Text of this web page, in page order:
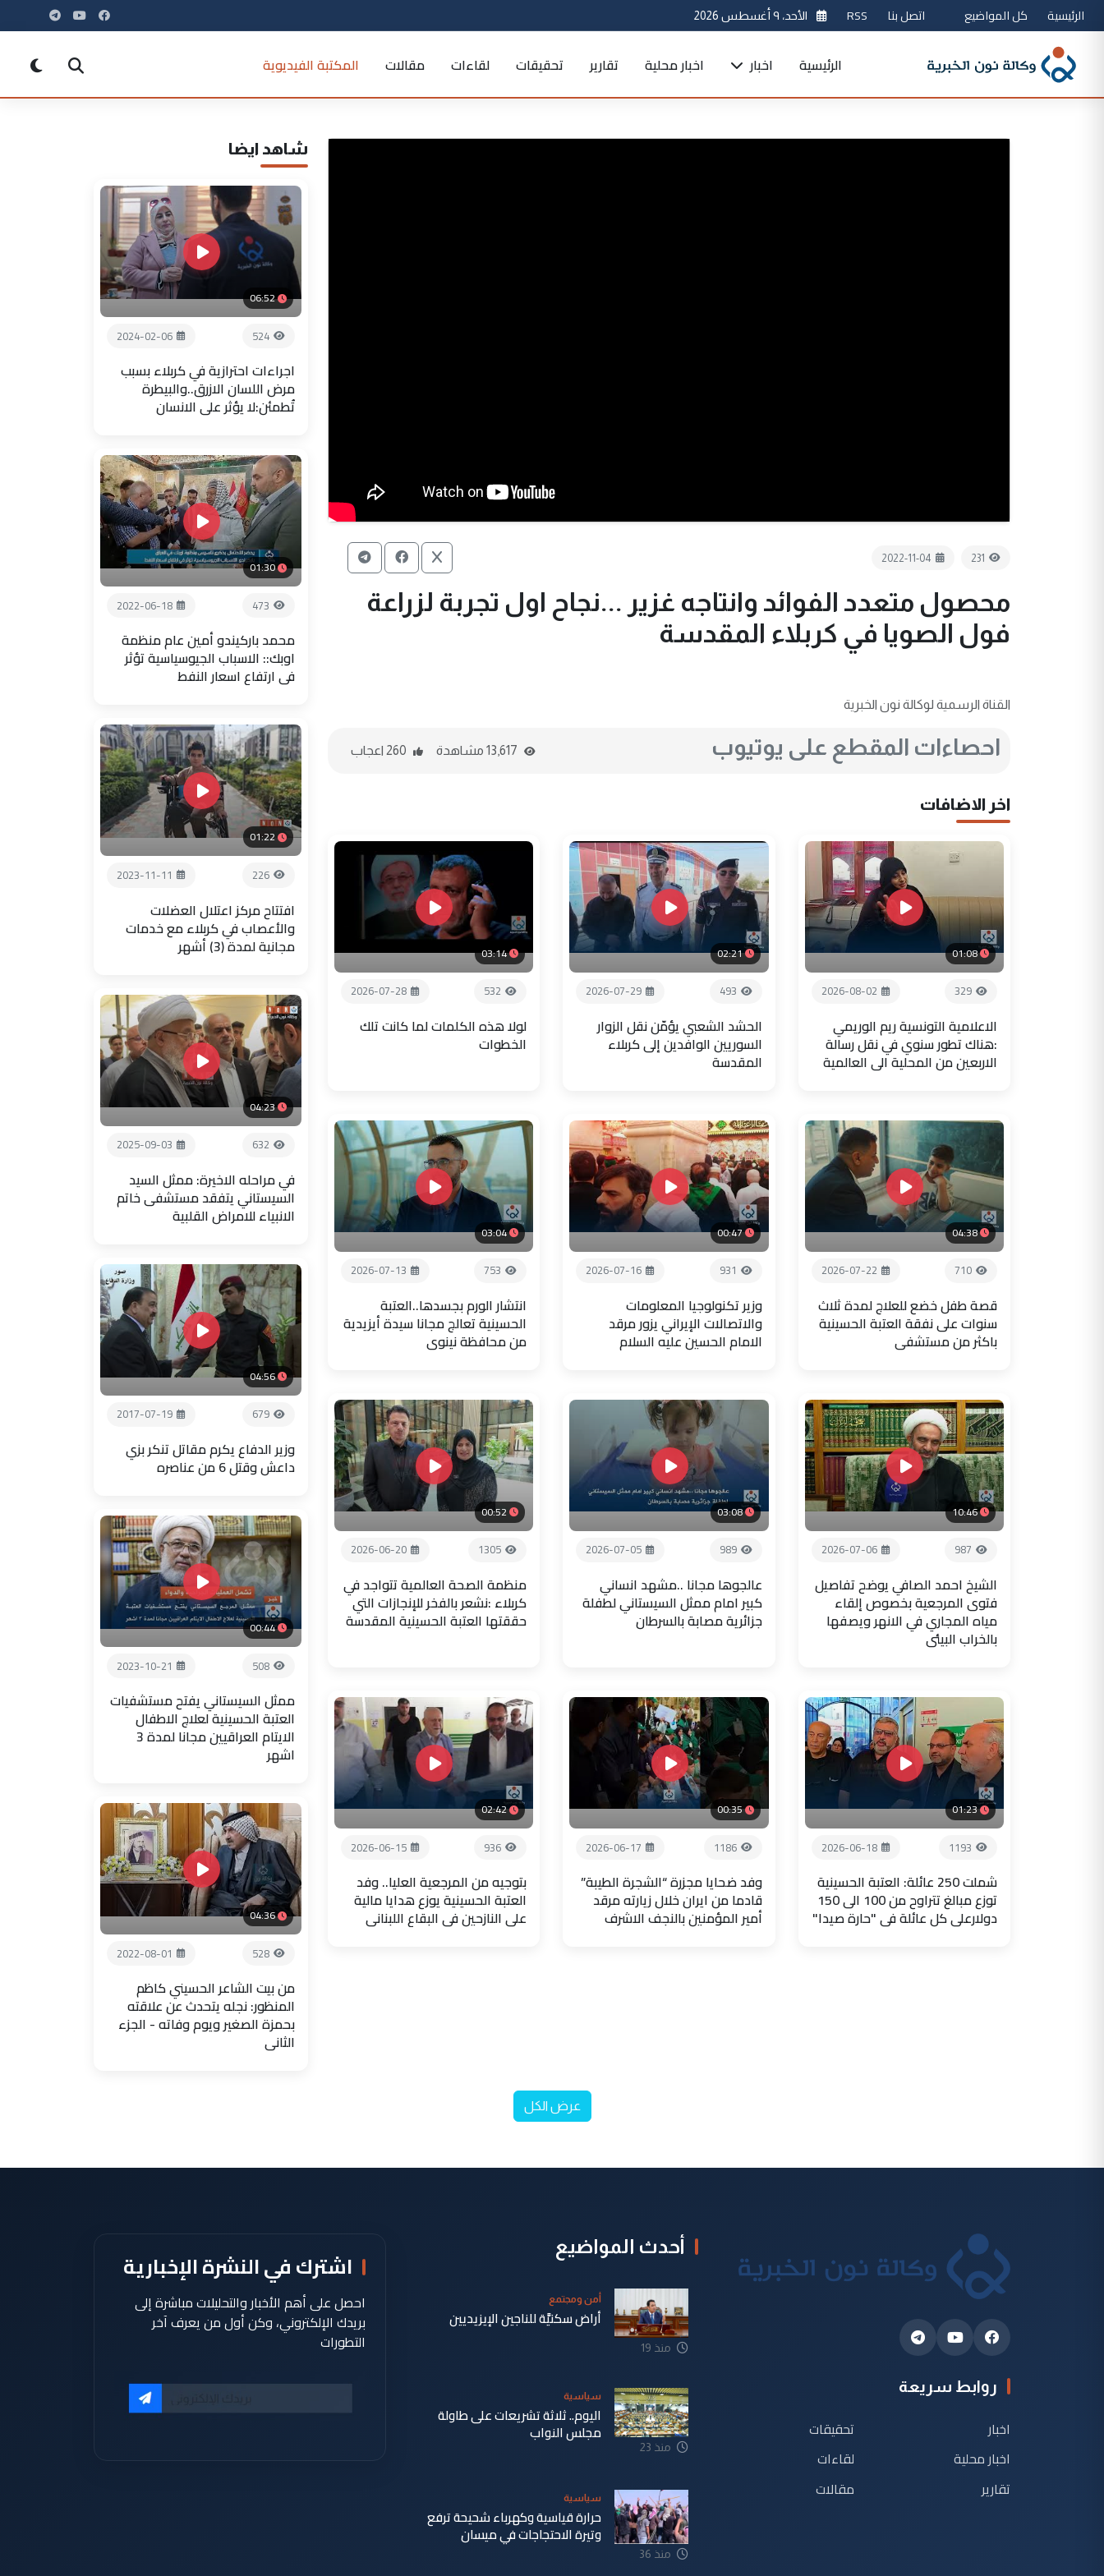
الرئيسية كل المواضيع اتصل بنا RSS الأحد، ٩ أغسطس 2026
الرئيسية اخبار اخبار محلية تقارير تحقيقات لقاءات مقالات المكتبة الفيديوية
231
2022-11-04
محصول متعدد الفوائد وانتاجه غزير ...نجاح اول تجربة لزراعة
فول الصويا في كربلاء المقدسة
القناة الرسمية لوكالة نون الخبرية
احصاءات المقطع على يوتيوب
اخر الاضافات
01:08
329
2026-08-02
الاعلامية التونسية ريم الوريمي
:هناك تطور سنوي في نقل رسالة
الاربعين من المحلية الى العالمية
02:21
493
2026-07-29
الحشد الشعبي يؤمّن نقل الزوار
السوريين الوافدين إلى كربلاء
المقدسة
03:14
532
2026-07-28
لولا هذه الكلمات لما كانت تلك
الخطوات
04:38
710
2026-07-22
قصة طفل خضع للعلاج لمدة ثلاث
سنوات على نفقة العتبة الحسينية
باكثر من مستشفى
00:47
931
2026-07-16
وزير تكنولوجيا المعلومات
والاتصالات الإيراني يزور مرقد
الامام الحسين عليه السلام
03:04
753
2026-07-13
انتشار الورم بجسدها..العتبة
الحسينية تعالج مجانا سيدة أيزيدية
من محافظة نينوى
10:46
987
2026-07-06
الشيخ احمد الصافي يوضح تفاصيل
فتوى المرجعية بخصوص إلقاء
مياه المجاري في الانهر ويصفها
بالخراب البيئي
03:08
989
2026-07-05
عالجوها مجانا ..مشهد انساني
كبير امام ممثل السيستاني لطفلة
جزائرية مصابة بالسرطان
00:52
1305
2026-06-20
منظمة الصحة العالمية تتواجد في
كربلاء :نشعر بالفخر للإنجازات التي
حققتها العتبة الحسينية المقدسة
01:23
1193
2026-06-18
شملت 250 عائلة: العتبة الحسينية
توزع مبالغ تتراوح من 100 الى 150
دولارعلى كل عائلة في "حارة صيدا"
00:35
1186
2026-06-17
وفد ضحايا مجزرة “الشجرة الطيبة”
قادما من ايران خلال زيارته مرقد
أمير المؤمنين بالنجف الاشرف
02:42
936
2026-06-15
بتوجيه من المرجعية العليا.. وفد
العتبة الحسينية يوزع هدايا مالية
على النازحين في البقاع اللبناني
شاهد ايضا
06:52
524
2024-02-06
اجراءات احترازية في كربلاء بسبب
مرض اللسان الازرق..والبيطرة
تُطمئن:لا يؤثر على الانسان
01:30
473
2022-06-18
محمد باركيندو أمين عام منظمة
اوبك:: الاسباب الجيوسياسية تؤثر
في ارتفاع اسعار النفط
01:22
226
2023-11-11
افتتاح مركز اعتلال العضلات
والأعصاب في كربلاء مع خدمات
مجانية لمدة (3) أشهر
04:23
632
2025-09-03
في مراحله الاخيرة: ممثل السيد
السيستاني يتفقد مستشفى خاتم
الانبياء للامراض القلبية
04:56
679
2017-07-19
وزير الدفاع يكرم مقاتل تنكر بزي
داعش وقتل 6 من عناصره
00:44
508
2023-10-21
ممثل السيستاني يفتح مستشفيات
العتبة الحسينية لعلاج الاطفال
الايتام العراقيين مجانا لمدة 3
اشهر
04:36
528
2022-08-01
من بيت الشاعر الحسيني كاظم
المنظور: نجله يتحدث عن علاقته
بحمزة الصغير ويوم وفاته - الجزء
الثاني
عرض الكل
روابط سريعة
اخبار
اخبار محلية
تقارير
تحقيقات
لقاءات
مقالات
أحدث المواضيع
منذ 19
أمن ومجتمع
أراض سكنيَّة للناجين الإيزيديين
منذ 23
سياسية
اليوم.. ثلاثة تشريعات على طاولة
مجلس النواب
منذ 36
سياسية
حرارة قياسية وكهرباء شحيحة ترفع
وتيرة الاحتجاجات في ميسان
اشترك في النشرة الإخبارية
احصل على أهم الأخبار والتحليلات مباشرة إلى
بريدك الإلكتروني، وكن أول من يعرف آخر
التطورات